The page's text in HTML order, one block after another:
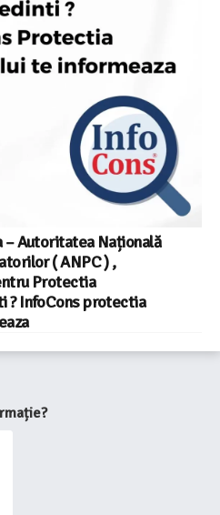
– Autoritatea Națională
( ANPC ) ,
Protectia
? InfoCons protectia